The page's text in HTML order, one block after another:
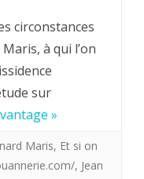
posthume
circonstances
à qui l’on
sur
»
Maris, Et si on
, Jean